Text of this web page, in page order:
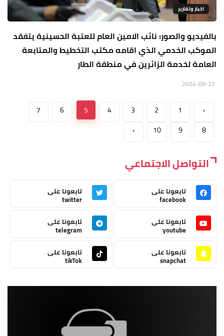
اخبار وتقارير
بالفيديو والصور: نائب الامين العام للعتبة الحسينية يتفقد
الموكب الخدمي الذي اقامه مكتب التخطيط والمتابعة
العامة لخدمة الزائرين في منطقة الطار
‹
1
2
3
4
5
6
7
8
9
10
›
التواصل الاجتماعي
تابعونا على
facebook
تابعونا على
twitter
تابعونا على
youtube
تابعونا على
telegram
تابعونا على
snapchat
تابعونا على
tikTok